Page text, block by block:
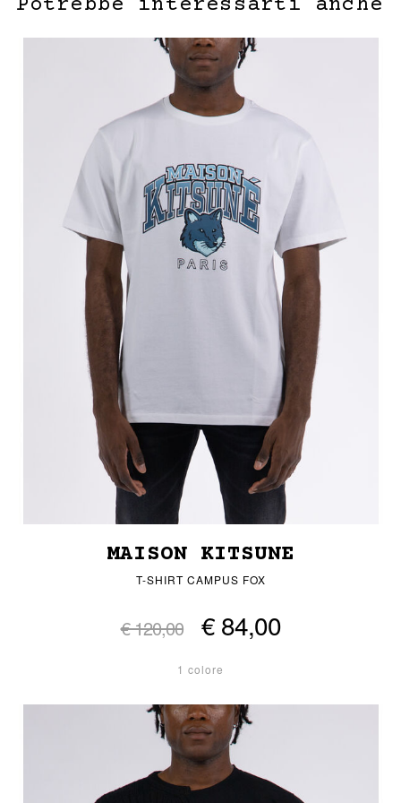
MAISON KITSUNE
T-SHIRT CAMPUS FOX
€ 120,00 € 84,00
1 colore